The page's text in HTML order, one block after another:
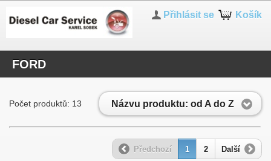
Košík
Přihlásit se
FORD
Názvu produktu: od A do Z
Počet produktů: 13
Předchozí 1 2 Další